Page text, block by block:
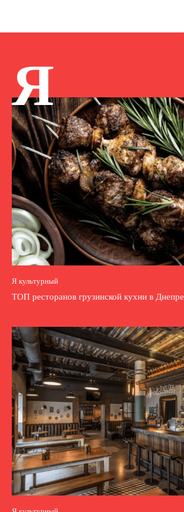
Я
Я культурный
ТОП ресторанов грузинской кухни в Днепре